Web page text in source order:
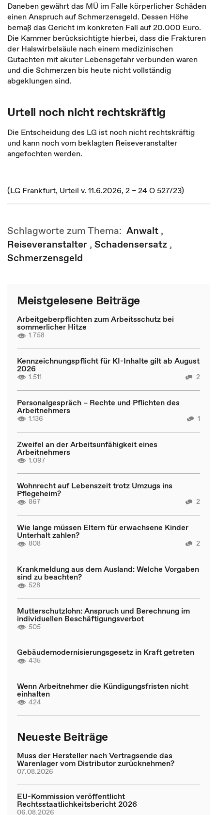
Daneben gewährt das MÜ im Falle körperlicher Schäden
einen Anspruch auf Schmerzensgeld. Dessen Höhe
bemaß das Gericht im konkreten Fall auf 20.000 Euro.
Die Kammer berücksichtigte hierbei, dass die Frakturen
der Halswirbelsäule nach einem medizinischen
Gutachten mit akuter Lebensgefahr verbunden waren
und die Schmerzen bis heute nicht vollständig
abgeklungen sind.
Urteil noch nicht rechtskräftig
Die Entscheidung des LG ist noch nicht rechtskräftig
und kann noch vom beklagten Reiseveranstalter
angefochten werden.
(LG Frankfurt, Urteil v. 11.6.2026, 2 – 24 O 527/23)
Schlagworte zum Thema: Anwalt ,
Reiseveranstalter , Schadensersatz ,
Schmerzensgeld
Meistgelesene Beiträge
Arbeitgeberpflichten zum Arbeitsschutz bei
sommerlicher Hitze
1.758
Kennzeichnungspflicht für KI-Inhalte gilt ab August
2026
1.511 2
Personalgespräch – Rechte und Pflichten des
Arbeitnehmers
1.136 1
Zweifel an der Arbeitsunfähigkeit eines
Arbeitnehmers
1.097
Wohnrecht auf Lebenszeit trotz Umzugs ins
Pflegeheim?
867 2
Wie lange müssen Eltern für erwachsene Kinder
Unterhalt zahlen?
808 2
Krankmeldung aus dem Ausland: Welche Vorgaben
sind zu beachten?
528
Mutterschutzlohn: Anspruch und Berechnung im
individuellen Beschäftigungsverbot
505
Gebäudemodernisierungsgesetz in Kraft getreten
435
Wenn Arbeitnehmer die Kündigungsfristen nicht
einhalten
424
Neueste Beiträge
Muss der Hersteller nach Vertragsende das
Warenlager vom Distributor zurücknehmen?
07.08.2026
EU-Kommission veröffentlicht
Rechtsstaatlichkeitsbericht 2026
06.08.2026